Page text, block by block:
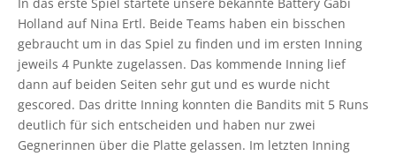
In das erste Spiel startete unsere bekannte Battery Gabi
Holland auf Nina Ertl. Beide Teams haben ein bisschen
gebraucht um in das Spiel zu finden und im ersten Inning
jeweils 4 Punkte zugelassen. Das kommende Inning lief
dann auf beiden Seiten sehr gut und es wurde nicht
gescored. Das dritte Inning konnten die Bandits mit 5 Runs
deutlich für sich entscheiden und haben nur zwei
Gegnerinnen über die Platte gelassen. Im letzten Inning